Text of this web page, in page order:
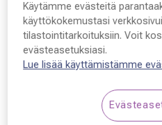
ne ainoat kengät eivät
käyttötarpeisiin.
Lue lisää
Käytämme evästeitä
käyttökokemustasi
tilastointitarkoituksiin. Voit
evästeasetuksiasi.
Lue lisää käyttämistämme